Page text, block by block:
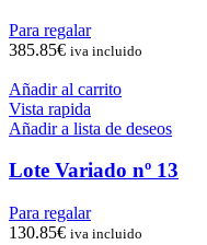
Para regalar
385.85€ iva incluido
Añadir al carrito
Vista rapida
Añadir a lista de deseos
Lote Variado nº 13
Para regalar
130.85€ iva incluido